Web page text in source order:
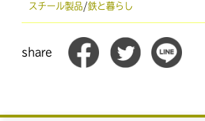
スチール製品 /鉄と暮らし
share